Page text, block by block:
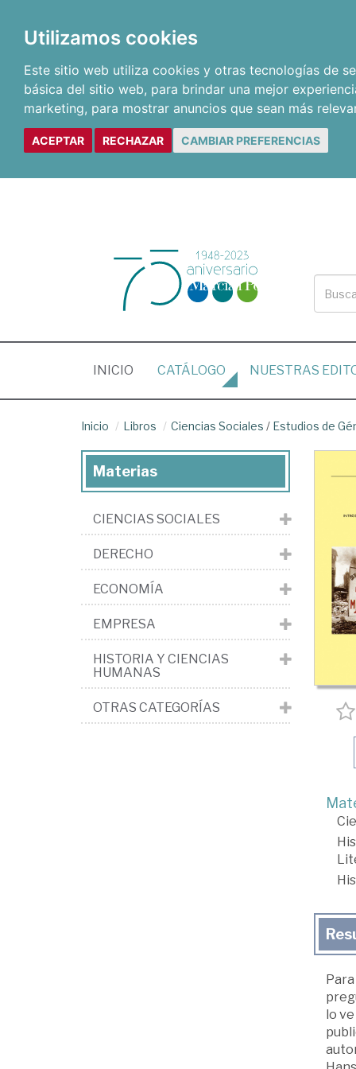
Utilizamos cookies
Este sitio web utiliza cookies y otras tecnologías de
básica del sitio web, para brindar una mejor
marketing, para mostrar anuncios que sean más
ACEPTAR RECHAZAR CAMBIAR PREFERENCIAS
INICIO (CURRENT)
CATÁLOGO NUESTRAS
Inicio Libros Ciencias Sociales / Estudios de
lo
Materias
CIENCIAS SOCIALES
DERECHO
ECONOMÍA
EMPRESA
HISTORIA Y CIENCIAS
HUMANAS
OTRAS CATEGORÍAS